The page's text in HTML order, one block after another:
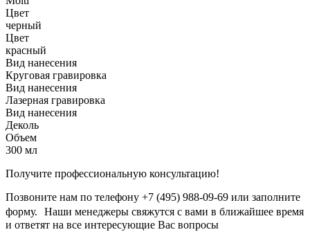
Цвет
черный
Цвет
красный
Вид нанесения
Круговая гравировка
Вид нанесения
Лазерная гравировка
Вид нанесения
Деколь
Объем
300 мл
Получите профессиональную консультацию!
Позвоните нам по телефону +7 (495) 988-09-69 или заполните
форму. Наши менеджеры свяжутся с вами в ближайшее время
и ответят на все интересующие Вас вопросы